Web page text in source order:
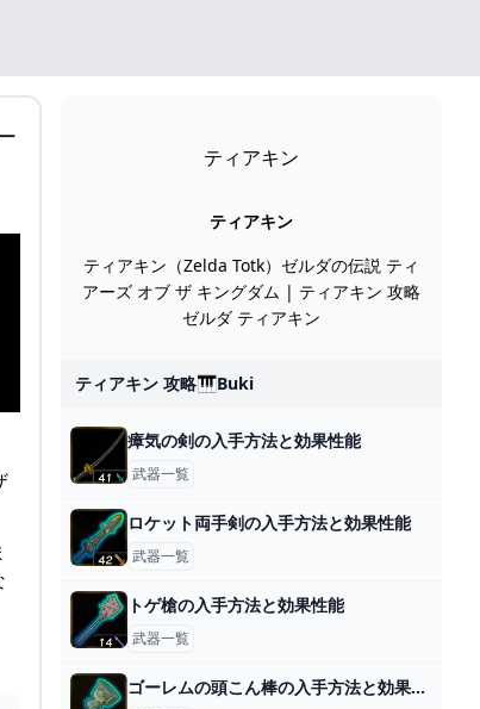
ティアキン
ティアキン
ティアキン（Zelda Totk）ゼルダの伝説 ティ
アーズ オブ ザ キングダム | ティアキン 攻略
ゼルダ ティアキン
ティアキン 攻略🎹buki
瘴気の剣の入手方法と効果性能
武器一覧
ロケット両手剣の入手方法と効果性能
武器一覧
トゲ槍の入手方法と効果性能
武器一覧
ゴーレムの頭こん棒の入手方法と効果性能